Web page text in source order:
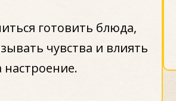
готовить блюда,
чувства и влиять
настроение.